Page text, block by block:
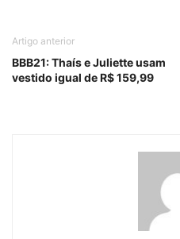
Artigo anterior
BBB21: Thaís e Juliette usam
vestido igual de R$ 159,99